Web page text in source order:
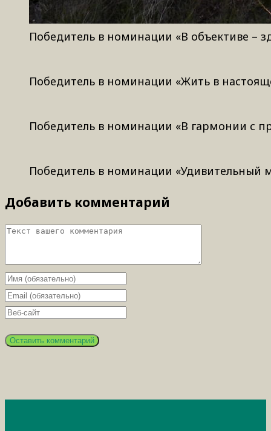
Победитель в номинации «В объективе –
Победитель в номинации «Жить в
Победитель в номинации «В гармонии с
Победитель в номинации «Удивительный
Добавить комментарий